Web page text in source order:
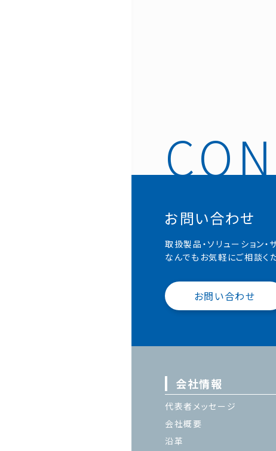
お問い合わせ
取扱製品・ソリューション・
なんでもお気軽にご相談く
お問い合わせ
会社情報
代表者メッセージ
会社概要
沿革